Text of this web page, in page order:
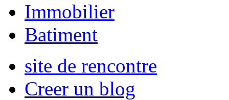
Immobilier
Batiment
site de rencontre
Creer un blog